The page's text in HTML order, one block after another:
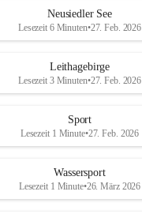
wirtschaftlichen
Bekämpfung
EU Nr. 18
r
S
Neusiedler See
Lesezeit 6 Minuten•27. Feb. 2026
Leithagebirge
Lesezeit 3 Minuten•27. Feb. 2026
Sport
Lesezeit 1 Minute•27. Feb. 2026
Wassersport
Lesezeit 1 Minute•26. März 2026